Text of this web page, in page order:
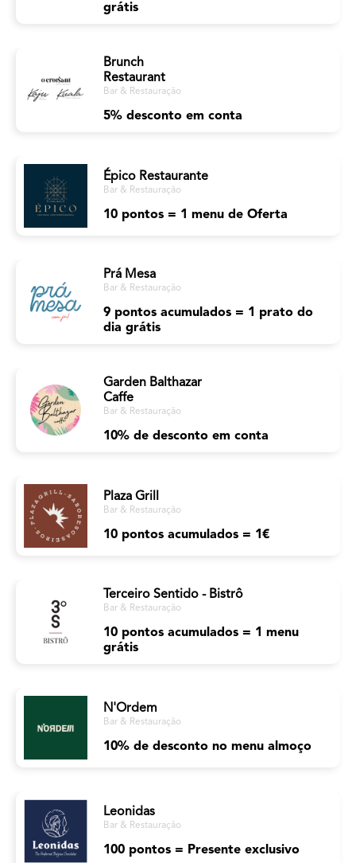
grátis
Brunch
Restaurant
Bar & Restauração
5% desconto em conta
Épico Restaurante
Bar & Restauração
10 pontos = 1 menu de Oferta
Prá Mesa
Bar & Restauração
9 pontos acumulados = 1 prato do
dia grátis
Garden Balthazar
Caffe
Bar & Restauração
10% de desconto em conta
Plaza Grill
Bar & Restauração
10 pontos acumulados = 1€
Terceiro Sentido - Bistrô
Bar & Restauração
10 pontos acumulados = 1 menu
grátis
N'Ordem
Bar & Restauração
10% de desconto no menu almoço
Leonidas
Bar & Restauração
100 pontos = Presente exclusivo